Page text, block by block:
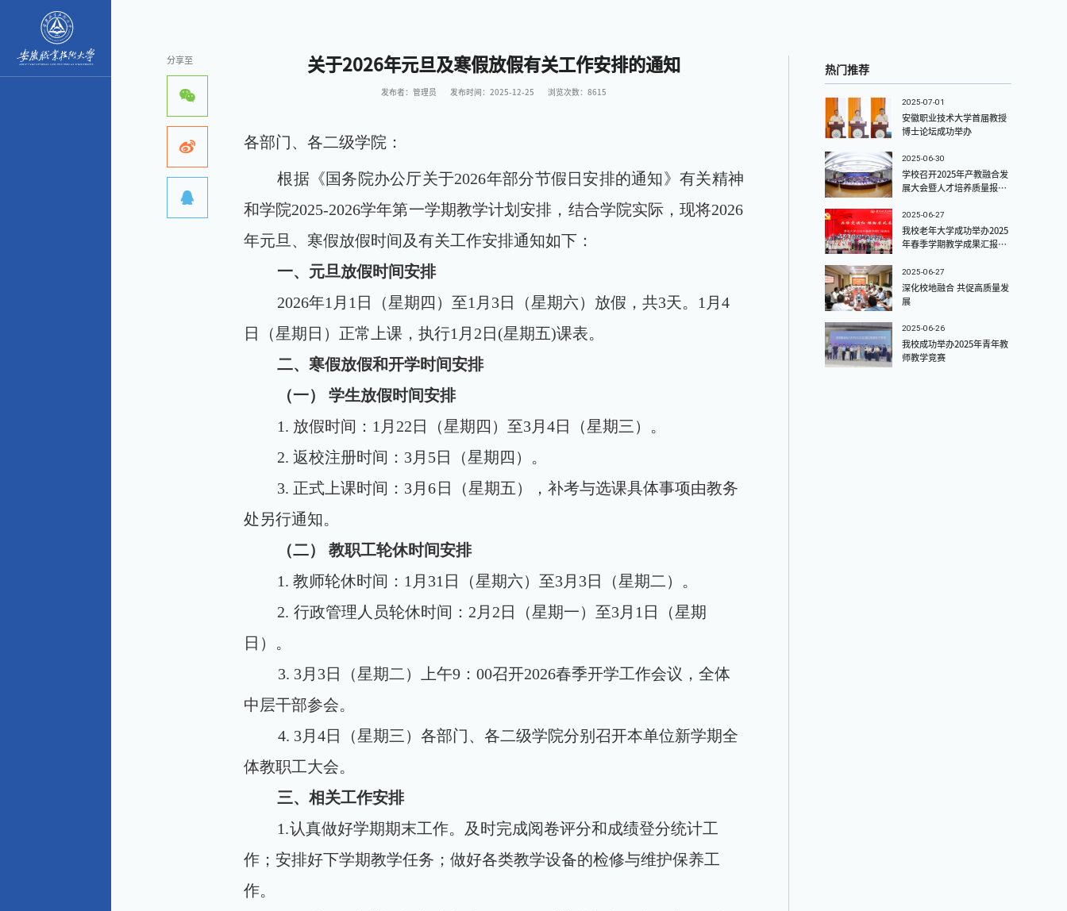
分享至 关于2026年元旦及寒假放假有关工作安排的通知
发布者：管理员 发布时间：2025-12-25 浏览次数：8615
各部门、各二级学院：
根据《国务院办公厅关于2026年部分节假日安排的通知》有关精神
和学院2025-2026学年第一学期教学计划安排，结合学院实际，现将2026
年元旦、寒假放假时间及有关工作安排通知如下：
一、元旦放假时间安排
2026年1 月 1 日（星期四）至1 月 3日（星期六）放假，共3天。 1 月4
日（星期日）正常上课，执行1 月 2 日 (星期五)课表。
二、寒假放假和开学时间安排
（一） 学生放假时间安排
1. 放假时间： 1 月 22 日（星期四）至3月4日（星期三）。
2.返校注册时间： 3月 5日（星期四）。
3. 正式上课时间： 3月6 日（星期五），补考与选课具体事项由教务
处另行通知。
（二） 教职工轮休时间安排
1.教师轮休时间： 1 月 31 日（星期六）至3月 3日（星期二）。
2. 行政管理人员轮休时间：2月2日（星期一）至3月1日（星期
日）。
3. 3月3日（星期二）上午9：00召开2026春季开学工作会议，全体
中层干部参会。
4. 3月4日（星期三）各部门、各二级学院分别召开本单位新学期全
体教职工大会。
三、相关工作安排
1.认真做好学期期末工作。及时完成阅卷评分和成绩登分统计工
作；安排好下学期教学任务；做好各类教学设备的检修与维护保养工
作。
热门推荐
2025-07-01
安徽职业技术大学首届教授
博士论坛成功举办
2025-06-30
学校召开2025年产教融合发
展大会暨人才培养质量报告
2025-06-27
我校老年大学成功举办2025
年春季学期教学成果汇报演
2025-06-27
深化校地融合 共促高质量发
展
2025-06-26
我校成功举办2025年青年教
师教学竞赛​